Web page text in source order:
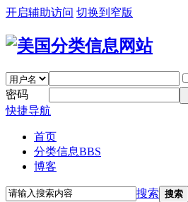
开启辅助访问 切换到窄版
密码
快捷导航
首页
分类信息BBS
博客
搜索 搜索